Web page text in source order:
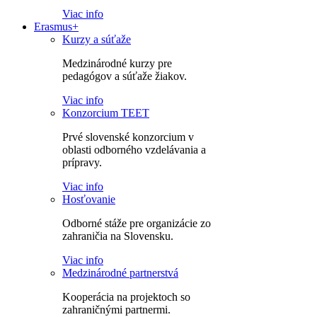
Viac info
Erasmus+
Kurzy a súťaže
Medzinárodné kurzy pre
pedagógov a súťaže žiakov.
Viac info
Konzorcium TEET
Prvé slovenské konzorcium v
oblasti odborného vzdelávania a
prípravy.
Viac info
Hosťovanie
Odborné stáže pre organizácie zo
zahraničia na Slovensku.
Viac info
Medzinárodné partnerstvá
Kooperácia na projektoch so
zahraničnými partnermi.